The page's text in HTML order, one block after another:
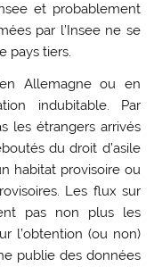
et probablement
par l’Insee ne se
pays tiers.
Allemagne ou en
indubitable. Par
les étrangers arrivés
du droit d’asile
habitat provisoire ou
Les flux sur
pas non plus les
l’obtention (ou non)
publie des données